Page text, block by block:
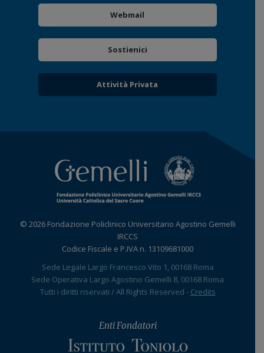
Webmail
Sostienici
Attività Privata
© 2026 Fondazione Policlinico Universitario Agostino Gemelli
IRCCS
Codice Fiscale e P.IVA n. 13109681000
Sede Legale Largo Francesco Vito 1, 00168 Roma
Sede Operativa Largo Agostino Gemelli 8, 00168 Roma
Tutti i diritti riservati / All Rights Reserved - Credits
Enti Fondatori